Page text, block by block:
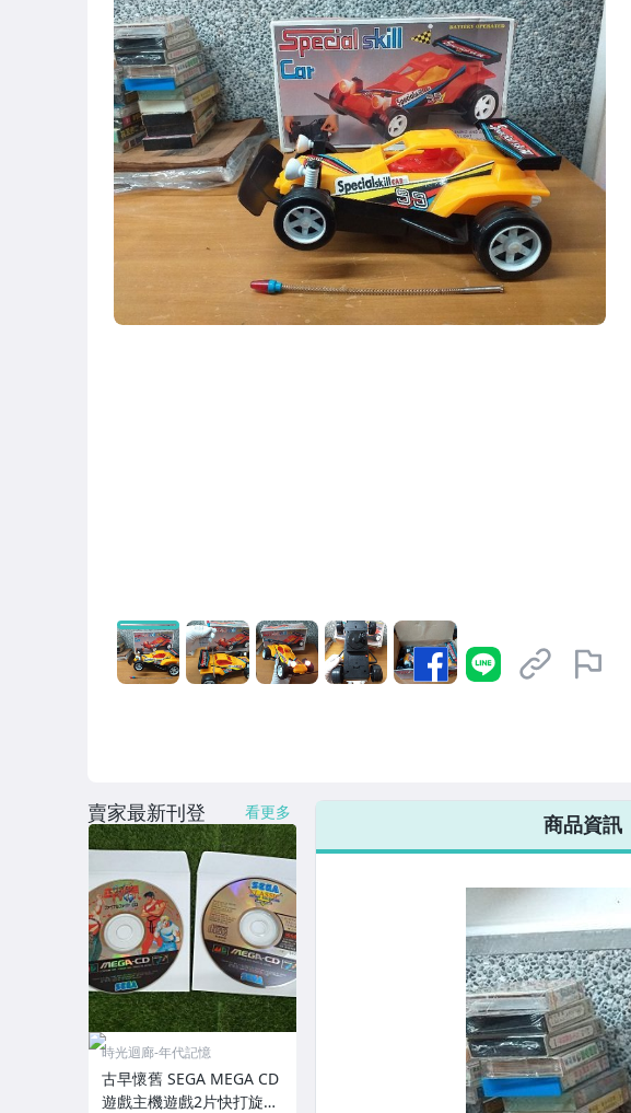
成人專區
古董、藝術與礦石
玩具、模型與公仔
居家、家具與園藝
偶像、球員卡與郵幣
家電與影音視聽
電腦、平板與周邊
商品資訊
賣家最新刊登 看更多
時光迴廊-年代記憶
古早懷舊 SEGA MEGA CD
遊戲主機遊戲2片快打旋風